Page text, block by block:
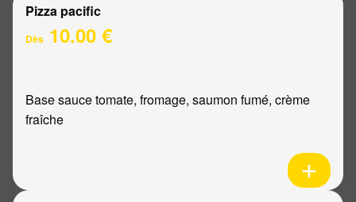
Pizza pacific
Dès 10.00 €
Base sauce tomate, fromage, saumon fumé, crème
fraîche